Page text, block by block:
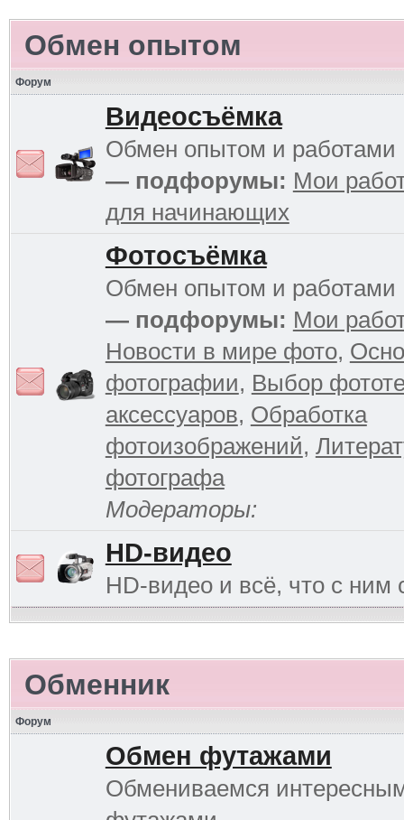
Обмен опытом
Форум
Видеосъёмка
Обмен опытом и работами
— подфорумы: Мои
для начинающих
Фотосъёмка
Обмен опытом и работами
— подфорумы: Мои
Новости в мире фото,
фотографии, Выбор
аксессуаров, Обработка
фотоизображений,
фотографа
Модераторы:
HD-видео
HD-видео и всё, что с ним
Обменник
Форум
Обмен футажами
Обмениваемся